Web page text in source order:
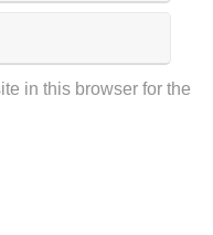
in this browser for the